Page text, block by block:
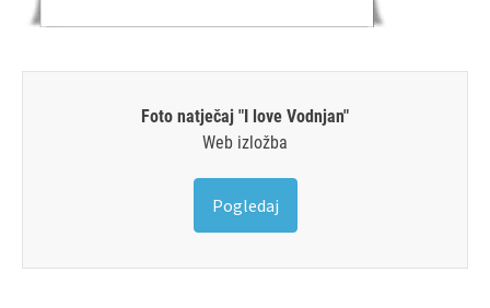
Foto natječaj "I love Vodnjan"
Web izložba
Pogledaj